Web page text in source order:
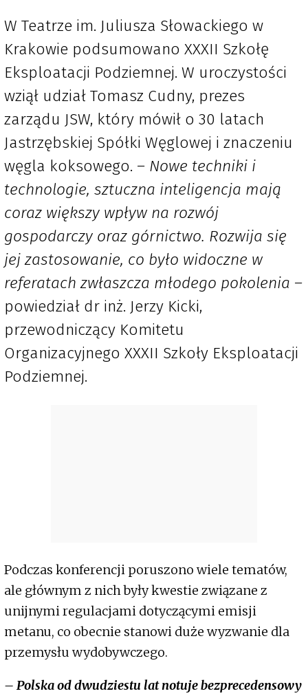
W Teatrze im. Juliusza Słowackiego w
Krakowie podsumowano XXXII Szkołę
Eksploatacji Podziemnej. W uroczystości
wziął udział Tomasz Cudny, prezes
zarządu JSW, który mówił o 30 latach
Jastrzębskiej Spółki Węglowej i znaczeniu
węgla koksowego. – Nowe techniki i
technologie, sztuczna inteligencja mają
coraz większy wpływ na rozwój
gospodarczy oraz górnictwo. Rozwija się
jej zastosowanie, co było widoczne w
referatach zwłaszcza młodego pokolenia –
powiedział dr inż. Jerzy Kicki,
przewodniczący Komitetu
Organizacyjnego XXXII Szkoły Eksploatacji
Podziemnej.
Podczas konferencji poruszono wiele tematów,
ale głównym z nich były kwestie związane z
unijnymi regulacjami dotyczącymi emisji
metanu, co obecnie stanowi duże wyzwanie dla
przemysłu wydobywczego.
– Polska od dwudziestu lat notuje bezprecedensowy